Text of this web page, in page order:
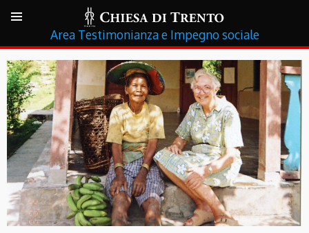
Testimonianza e Impegno sociale